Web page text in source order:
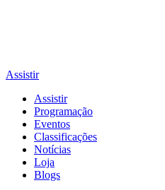
Assistir
Assistir
Programação
Eventos
Classificações
Notícias
Loja
Blogs